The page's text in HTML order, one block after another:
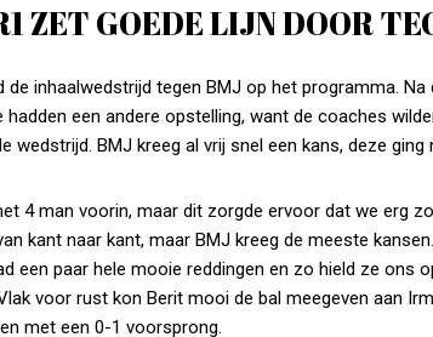
ZET GOEDE LIJN DOOR
de inhaalwedstrijd tegen BMJ op het programma.
hadden een andere opstelling, want de coaches
wedstrijd. BMJ kreeg al vrij snel een kans, deze
4 man voorin, maar dit zorgde ervoor dat we erg
kant naar kant, maar BMJ kreeg de meeste
een paar hele mooie reddingen en zo hield ze ons
voor rust kon Berit mooi de bal meegeven aan
met een 0-1 voorsprong.